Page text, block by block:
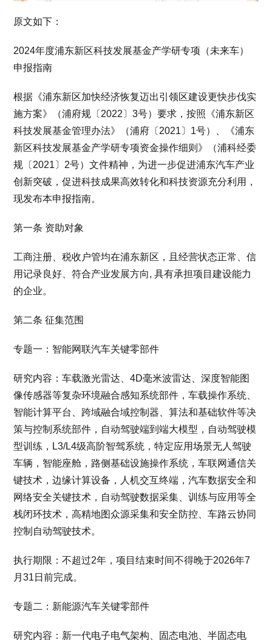
原文如下：
2024年度浦东新区科技发展基金产学研专项（未来车）
申报指南
根据《浦东新区加快经济恢复迈出引领区建设更快步伐实
施方案》（浦府规〔2022〕3号）要求，按照《浦东新区
科技发展基金管理办法》（浦府〔2021〕1号）、《浦东
新区科技发展基金产学研专项资金操作细则》（浦科经委
规〔2021〕2号）文件精神，为进一步促进浦东汽车产业
创新突破，促进科技成果高效转化和科技资源充分利用，
现发布本申报指南。
第一条 资助对象
工商注册、税收户管均在浦东新区，且经营状态正常、信
用记录良好、符合产业发展方向, 具有承担项目建设能力
的企业。
第二条 征集范围
专题一：智能网联汽车关键零部件
研究内容：车载激光雷达、4D毫米波雷达、深度智能图
像传感器等复杂环境融合感知系统部件，车载操作系统、
智能计算平台、跨域融合域控制器、算法和基础软件等决
策与控制系统部件，自动驾驶端到端大模型，自动驾驶模
型训练，L3/L4级高阶智驾系统，特定应用场景无人驾驶
车辆，智能座舱，路侧基础设施操作系统，车联网通信关
键技术，边缘计算设备，人机交互终端，汽车数据安全和
网络安全关键技术，自动驾驶数据采集、训练与应用等全
栈闭环技术，高精地图众源采集和安全防控、车路云协同
控制自动驾驶技术。
执行期限：不超过2年，项目结束时间不得晚于2026年7
月31日前完成。
专题二：新能源汽车关键零部件
研究内容：新一代电子电气架构、固态电池、半固态电